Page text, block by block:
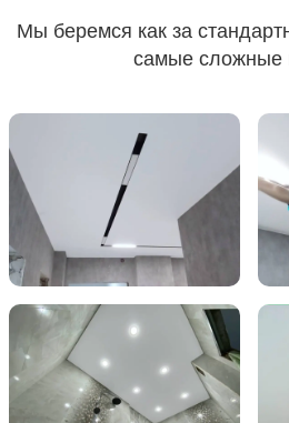
Мы беремся как за
самые сложные